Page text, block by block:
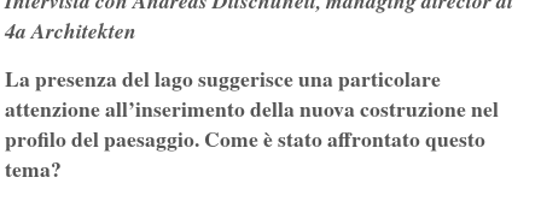
4a Architekten
La presenza del lago suggerisce una particolare
attenzione all’inserimento della nuova costruzione nel
profilo del paesaggio. Come è stato affrontato questo
tema?